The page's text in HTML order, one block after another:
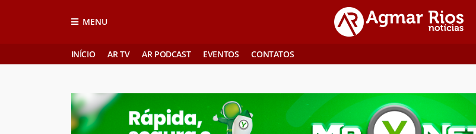
MENU
INÍCIO AR TV AR PODCAST EVENTOS CONTATOS